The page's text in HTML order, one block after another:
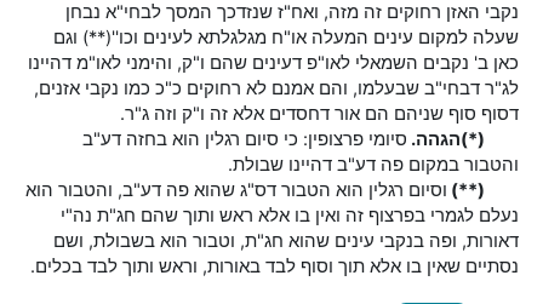
נקבי האזן רחוקים זה מזה, ואח"ז שנזדכך המסך לבחי"א נבחן
שעלה למקום עינים המעלה או"ח מגלגלתא לעינים וכו''(**) וגם
כאן ב' נקבים השמאלי לאו"פ דעינים שהם ו"ק, והימני לאו"מ דהיינו
לג"ר דבחי"ב שבעלמו, והם אמנם לא רחוקים כ"כ כמו נקבי אזנים,
דסוף סוף שניהם הם אור דחסדים אלא זה ו"ק וזה ג"ר.
(*)הגהה. סיומי פרצופין: כי סיום רגלין הוא בחזה דע"ב
והטבור במקום פה דע"ב דהיינו שבולת.
(**) וסיום רגלין הוא הטבור דס"ג שהוא פה דע"ב, והטבור הוא
נעלם לגמרי בפרצוף זה ואין בו אלא ראש ותוך שהם חג"ת נה"י
דאורות, ופה בנקבי עינים שהוא חג"ת, וטבור הוא בשבולת, ושם
נסתיים שאין בו אלא תוך וסוף לבד באורות, וראש ותוך לבד בכלים.